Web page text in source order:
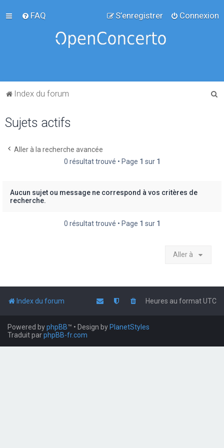
FAQ Connexion
S’enregistrer
Index du forum
Sujets actifs
Aller à la recherche avancée
0 résultat trouvé • Page 1 sur 1
Aucun sujet ou message ne correspond à vos critères de
recherche.
0 résultat trouvé • Page 1 sur 1
Aller à
Index du forum Heures au formatUTC
Powered byphpBB™ • Design by PlanetStyles
Traduit parphpBB-fr.com